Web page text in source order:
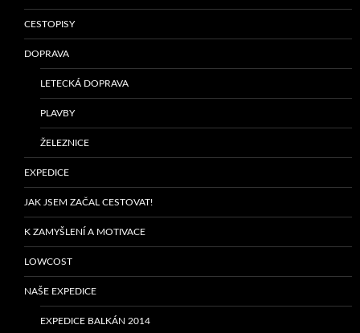
CESTOPISY
DOPRAVA
LETECKÁ DOPRAVA
PLAVBY
ŽELEZNICE
EXPEDICE
JAK JSEM ZAČAL CESTOVAT!
K ZAMYŠLENÍ A MOTIVACE
LOWCOST
NAŠE EXPEDICE
EXPEDICE BALKÁN 2014